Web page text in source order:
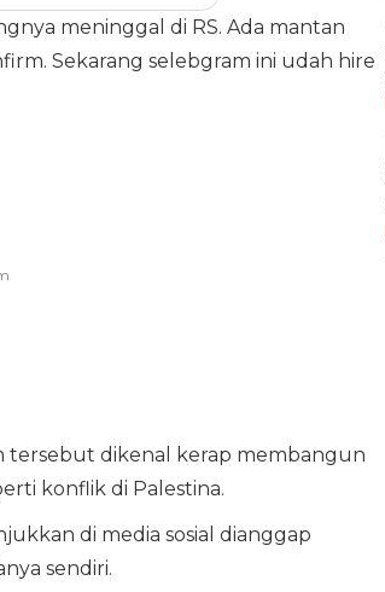
meninggal di RS. Ada mantan
Sekarang selebgram ini udah hire
tersebut dikenal kerap membangun
konflik di Palestina.
di media sosial dianggap
sendiri.